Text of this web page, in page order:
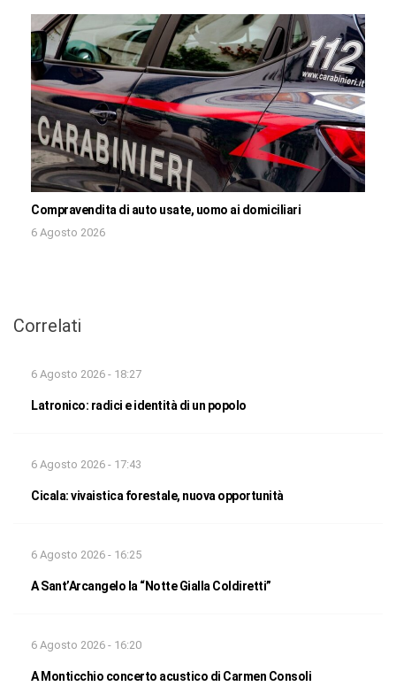
Compravendita di auto usate, uomo ai domiciliari
6 Agosto 2026
Correlati
6 Agosto 2026 - 18:27
Latronico: radici e identità di un popolo
6 Agosto 2026 - 17:43
Cicala: vivaistica forestale, nuova opportunità
6 Agosto 2026 - 16:25
A Sant’Arcangelo la “Notte Gialla Coldiretti”
6 Agosto 2026 - 16:20
A Monticchio concerto acustico di Carmen Consoli